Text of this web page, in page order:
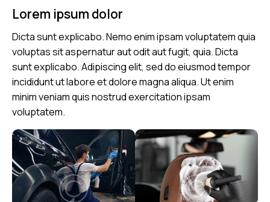
Lorem ipsum dolor
Dicta sunt explicabo. Nemo enim ipsam voluptatem quia
voluptas sit aspernatur aut odit aut fugit, quia. Dicta
sunt explicabo. Adipiscing elit, sed do eiusmod tempor
incididunt ut labore et dolore magna aliqua. Ut enim
minim veniam quis nostrud exercitation ipsam
voluptatem.